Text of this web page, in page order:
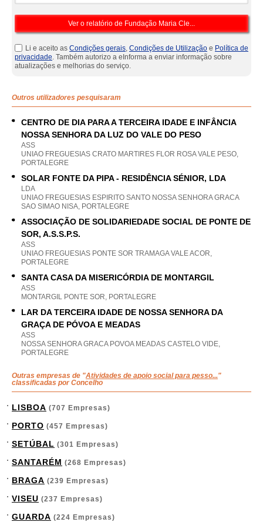
Li e aceito as Condições gerais, Condições de Utilização e Política de
privacidade. Também autorizo a eInforma a enviar informação sobre
atualizações e melhorias do serviço.
Outros utilizadores pesquisaram
CENTRO DE DIA PARA A TERCEIRA IDADE E INFÂNCIA
NOSSA SENHORA DA LUZ DO VALE DO PESO
ASS
UNIAO FREGUESIAS CRATO MARTIRES FLOR ROSA VALE PESO,
PORTALEGRE
SOLAR FONTE DA PIPA - RESIDÊNCIA SÉNIOR, LDA
LDA
UNIAO FREGUESIAS ESPIRITO SANTO NOSSA SENHORA GRACA
SAO SIMAO NISA, PORTALEGRE
ASSOCIAÇÃO DE SOLIDARIEDADE SOCIAL DE PONTE DE
SOR, A.S.S.P.S.
ASS
UNIAO FREGUESIAS PONTE SOR TRAMAGA VALE ACOR,
PORTALEGRE
SANTA CASA DA MISERICÓRDIA DE MONTARGIL
ASS
MONTARGIL PONTE SOR, PORTALEGRE
LAR DA TERCEIRA IDADE DE NOSSA SENHORA DA
GRAÇA DE PÓVOA E MEADAS
ASS
NOSSA SENHORA GRACA POVOA MEADAS CASTELO VIDE,
PORTALEGRE
Outras empresas de "Atividades de apoio social para pesso..."
classificadas por Concelho
LISBOA (707 Empresas)
PORTO (457 Empresas)
SETÚBAL (301 Empresas)
SANTARÉM (268 Empresas)
BRAGA (239 Empresas)
VISEU (237 Empresas)
GUARDA (224 Empresas)